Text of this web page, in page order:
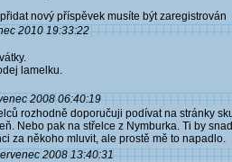
nový příspěvek musíte být
2010 19:33:22
lamelku.
2008 06:40:19
rozhodně doporučuji podívat na stránky
Nebo pak na střelce z Nymburka. Ti by
za někoho mluvit, ale prostě mě to napadlo.
2008 13:40:31